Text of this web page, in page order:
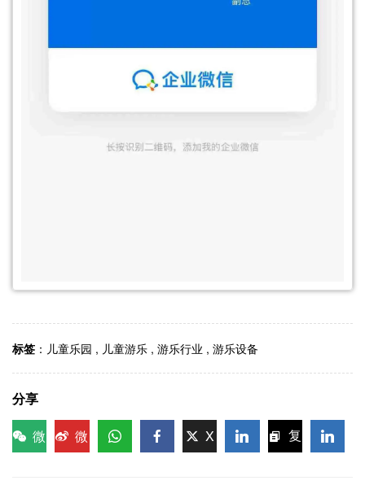
标签 ： 儿童乐园 , 儿童游乐 , 游乐行业 , 游乐设备
分享
微
微
X
复